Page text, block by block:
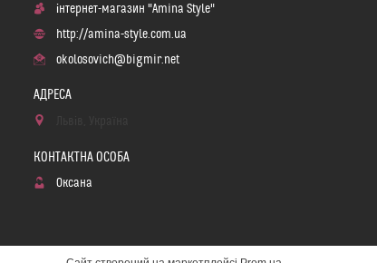
інтернет-магазин "Amina Style"
http://amina-style.com.ua
okolosovich@bigmir.net
Оксана